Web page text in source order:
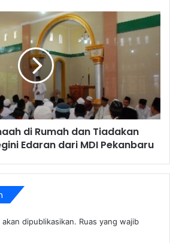
di Rumah dan Tiadakan
Edaran dari MDI Pekanbaru
dipublikasikan. Ruas yang wajib